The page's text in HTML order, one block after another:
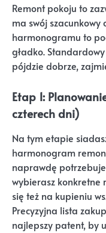
Remont pokoju to
ma swój szacunkowy
harmonogramu to
gładko.
pójdzie dobrze,
Etap 1:
czterech dni)
Na tym etapie
harmonogram
naprawdę
wybierasz konkretne
się też na kupieniu
Precyzyjna lista
najlepszy patent, by